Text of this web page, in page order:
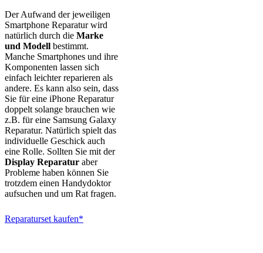
Der Aufwand der jeweiligen
Smartphone Reparatur wird
natürlich durch die Marke
und Modell bestimmt.
Manche Smartphones und ihre
Komponenten lassen sich
einfach leichter reparieren als
andere. Es kann also sein, dass
Sie für eine iPhone Reparatur
doppelt solange brauchen wie
z.B. für eine Samsung Galaxy
Reparatur. Natürlich spielt das
individuelle Geschick auch
eine Rolle. Sollten Sie mit der
Display Reparatur aber
Probleme haben können Sie
trotzdem einen Handydoktor
aufsuchen und um Rat fragen.
Reparaturset kaufen*